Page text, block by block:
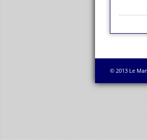
© 2013 Le